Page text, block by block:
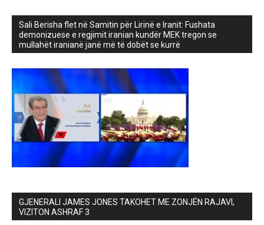
Sali Berisha flet në Samitin për Lirinë e Iranit: Fushata
demonizuese e regjimit iranian kundër MEK tregon se
mullahët iranianë janë më të dobët se kurrë
GJENERALI JAMES JONES TAKOHET ME ZONJËN RAJAVI,
VIZITON ASHRAF 3